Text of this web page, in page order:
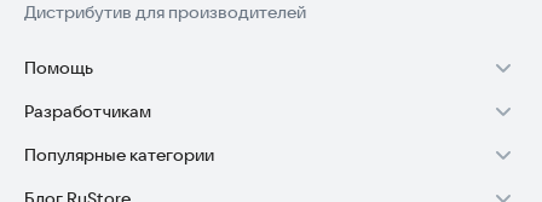
Дистрибутив для производителей
Помощь
Установка RuStore на TV
Установка RuStore на телефон
Разработчикам
Зарабатывать с RuStore
Популярные категории